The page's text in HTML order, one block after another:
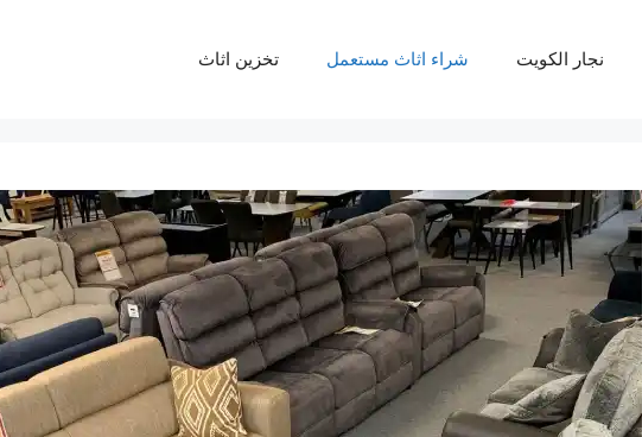
نجار الكويت شراء اثاث مستعمل تخزين اثاث